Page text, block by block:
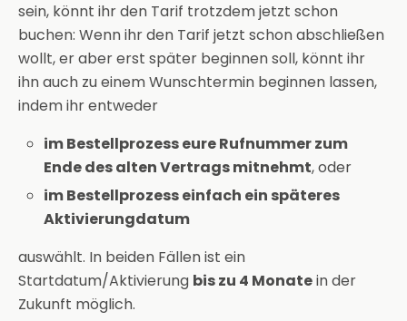
sein, könnt ihr den Tarif trotzdem jetzt schon
buchen: Wenn ihr den Tarif jetzt schon abschließen
wollt, er aber erst später beginnen soll, könnt ihr
ihn auch zu einem Wunschtermin beginnen lassen,
indem ihr entweder
im Bestellprozess eure Rufnummer zum
Ende des alten Vertrags mitnehmt, oder
im Bestellprozess einfach ein späteres
Aktivierungdatum
auswählt. In beiden Fällen ist ein
Startdatum/Aktivierung bis zu 4 Monatein der
Zukunft möglich.